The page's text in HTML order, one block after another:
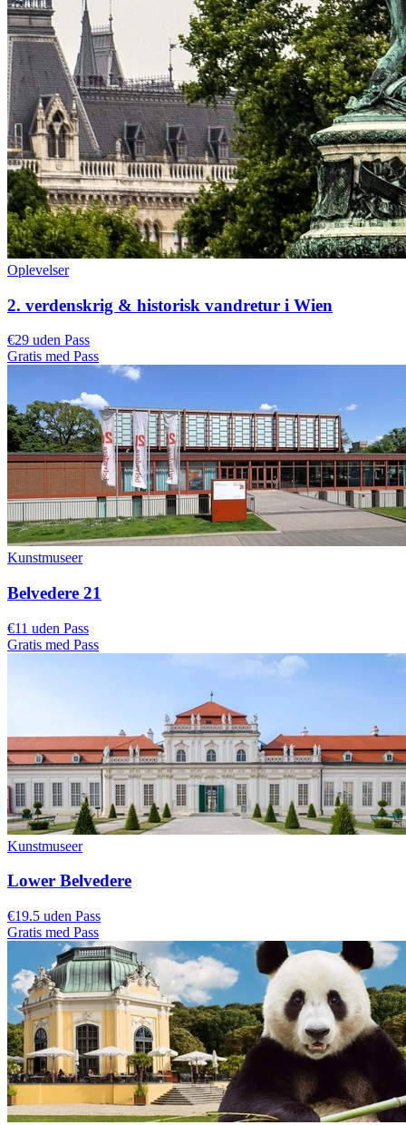
Oplevelser
2. verdenskrig & historisk vandretur i Wien
€29 uden Pass
Gratis med Pass
Kunstmuseer
Belvedere 21
€11 uden Pass
Gratis med Pass
Kunstmuseer
Lower Belvedere
€19.5 uden Pass
Gratis med Pass